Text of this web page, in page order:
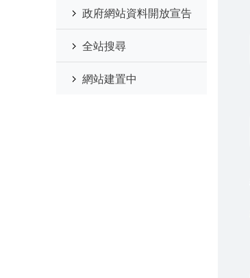
政府網站資料開放宣告
全站搜尋
網站建置中